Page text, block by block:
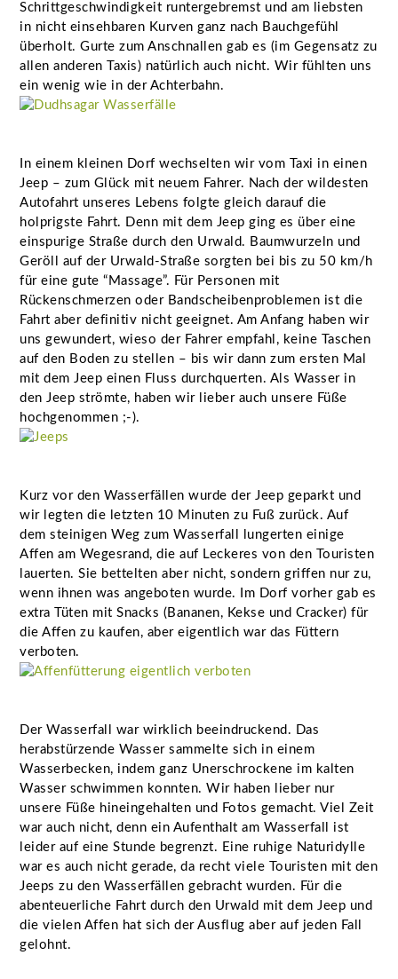
Schrittgeschwindigkeit runtergebremst und am liebsten
in nicht einsehbaren Kurven ganz nach Bauchgefühl
überholt. Gurte zum Anschnallen gab es (im Gegensatz zu
allen anderen Taxis) natürlich auch nicht. Wir fühlten uns
ein wenig wie in der Achterbahn.
In einem kleinen Dorf wechselten wir vom Taxi in einen
Jeep – zum Glück mit neuem Fahrer. Nach der wildesten
Autofahrt unseres Lebens folgte gleich darauf die
holprigste Fahrt. Denn mit dem Jeep ging es über eine
einspurige Straße durch den Urwald. Baumwurzeln und
Geröll auf der Urwald-Straße sorgten bei bis zu 50 km/h
für eine gute “Massage”. Für Personen mit
Rückenschmerzen oder Bandscheibenproblemen ist die
Fahrt aber definitiv nicht geeignet. Am Anfang haben wir
uns gewundert, wieso der Fahrer empfahl, keine Taschen
auf den Boden zu stellen – bis wir dann zum ersten Mal
mit dem Jeep einen Fluss durchquerten. Als Wasser in
den Jeep strömte, haben wir lieber auch unsere Füße
hochgenommen ;-).
Kurz vor den Wasserfällen wurde der Jeep geparkt und
wir legten die letzten 10 Minuten zu Fuß zurück. Auf
dem steinigen Weg zum Wasserfall lungerten einige
Affen am Wegesrand, die auf Leckeres von den Touristen
lauerten. Sie bettelten aber nicht, sondern griffen nur zu,
wenn ihnen was angeboten wurde. Im Dorf vorher gab es
extra Tüten mit Snacks (Bananen, Kekse und Cracker) für
die Affen zu kaufen, aber eigentlich war das Füttern
verboten.
Der Wasserfall war wirklich beeindruckend. Das
herabstürzende Wasser sammelte sich in einem
Wasserbecken, indem ganz Unerschrockene im kalten
Wasser schwimmen konnten. Wir haben lieber nur
unsere Füße hineingehalten und Fotos gemacht. Viel Zeit
war auch nicht, denn ein Aufenthalt am Wasserfall ist
leider auf eine Stunde begrenzt. Eine ruhige Naturidylle
war es auch nicht gerade, da recht viele Touristen mit den
Jeeps zu den Wasserfällen gebracht wurden. Für die
abenteuerliche Fahrt durch den Urwald mit dem Jeep und
die vielen Affen hat sich der Ausflug aber auf jeden Fall
gelohnt.